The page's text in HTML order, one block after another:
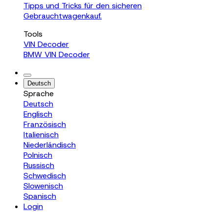
Tipps und Tricks für den sicheren
Gebrauchtwagenkauf.
Tools
VIN Decoder
BMW VIN Decoder
Deutsch
Sprache
Deutsch
Englisch
Französisch
Italienisch
Niederländisch
Polnisch
Russisch
Schwedisch
Slowenisch
Spanisch
Login